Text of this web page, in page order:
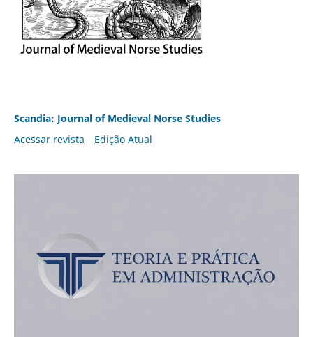
Scandia: Journal of Medieval Norse Studies
Acessar revista
Edição Atual